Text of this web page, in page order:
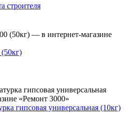
строителя
гипсовая универсальная (10кг)